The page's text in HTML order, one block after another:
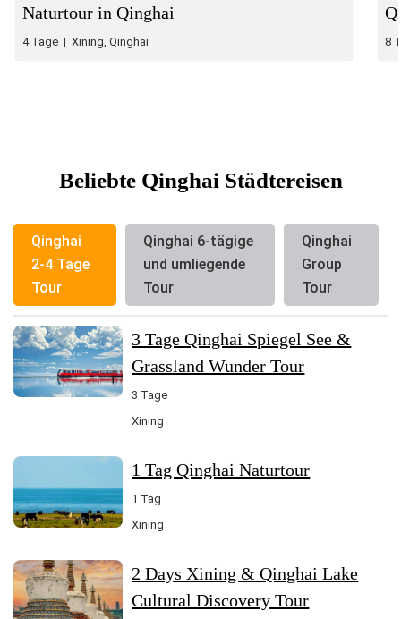
Naturtour in Qinghai
4 Tage | Xining, Qinghai 8
Beliebte Qinghai Städtereisen
Qinghai
2-4 Tage
Tour
Qinghai 6-tägige
und umliegende
Tour
Qinghai
Group
Tour
3 Tage Qinghai Spiegel See &
Grassland Wunder Tour
3 Tage
Xining
1 Tag Qinghai Naturtour
1 Tag
Xining
2 Days Xining & Qinghai Lake
Cultural Discovery Tour